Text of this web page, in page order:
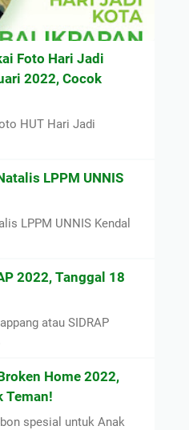
Foto Hari Jadi
2022, Cocok
HUT Hari Jadi
LPPM UNNIS
LPPM UNNIS Kendal
2022, Tanggal 18
atau SIDRAP
Home 2022,
Teman!
spesial untuk Anak